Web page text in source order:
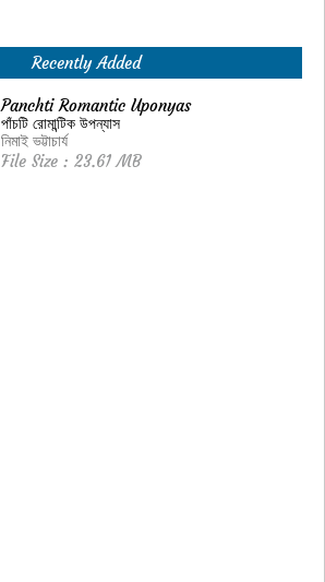
Recently Added
Panchti Romantic Uponyas
পাঁচটি রোমান্টিক উপন্যাস
নিমাই ভট্টাচার্য
File Size : 23.61 MB